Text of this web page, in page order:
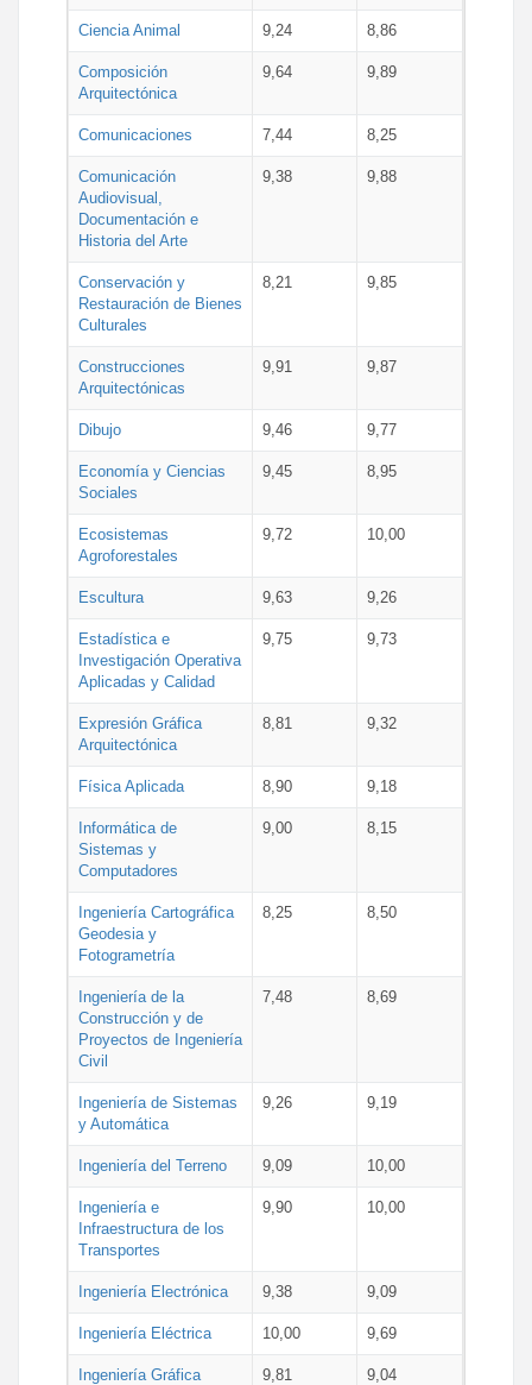
Ciencia Animal 9,24 8,86
Composición
Arquitectónica
9,64 9,89
Comunicaciones 7,44 8,25
Comunicación
Audiovisual,
Documentación e
Historia del Arte
9,38 9,88
Conservación y
Restauración de Bienes
Culturales
8,21 9,85
Construcciones
Arquitectónicas
9,91 9,87
Dibujo 9,46 9,77
Economía y Ciencias
Sociales
9,45 8,95
Ecosistemas
Agroforestales
9,72 10,00
Escultura 9,63 9,26
Estadística e
Investigación Operativa
Aplicadas y Calidad
9,75 9,73
Expresión Gráfica
Arquitectónica
8,81 9,32
Física Aplicada 8,90 9,18
Informática de
Sistemas y
Computadores
9,00 8,15
Ingeniería Cartográfica
Geodesia y
Fotogrametría
8,25 8,50
Ingeniería de la
Construcción y de
Proyectos de Ingeniería
Civil
7,48 8,69
Ingeniería de Sistemas
y Automática
9,26 9,19
Ingeniería del Terreno 9,09 10,00
Ingeniería e
Infraestructura de los
Transportes
9,90 10,00
Ingeniería Electrónica 9,38 9,09
Ingeniería Eléctrica 10,00 9,69
Ingeniería Gráfica 9,81 9,04